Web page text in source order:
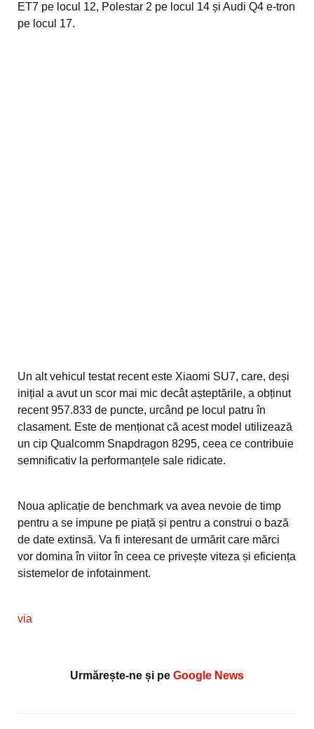
ET7 pe locul 12, Polestar 2 pe locul 14 și Audi Q4 e-tron
pe locul 17.
Un alt vehicul testat recent este Xiaomi SU7, care, deși
inițial a avut un scor mai mic decât așteptările, a obținut
recent 957.833 de puncte, urcând pe locul patru în
clasament. Este de menționat că acest model utilizează
un cip Qualcomm Snapdragon 8295, ceea ce contribuie
semnificativ la performanțele sale ridicate.
Noua aplicație de benchmark va avea nevoie de timp
pentru a se impune pe piață și pentru a construi o bază
de date extinsă. Va fi interesant de urmărit care mărci
vor domina în viitor în ceea ce privește viteza și eficiența
sistemelor de infotainment.
via
Urmărește-ne și pe Google News